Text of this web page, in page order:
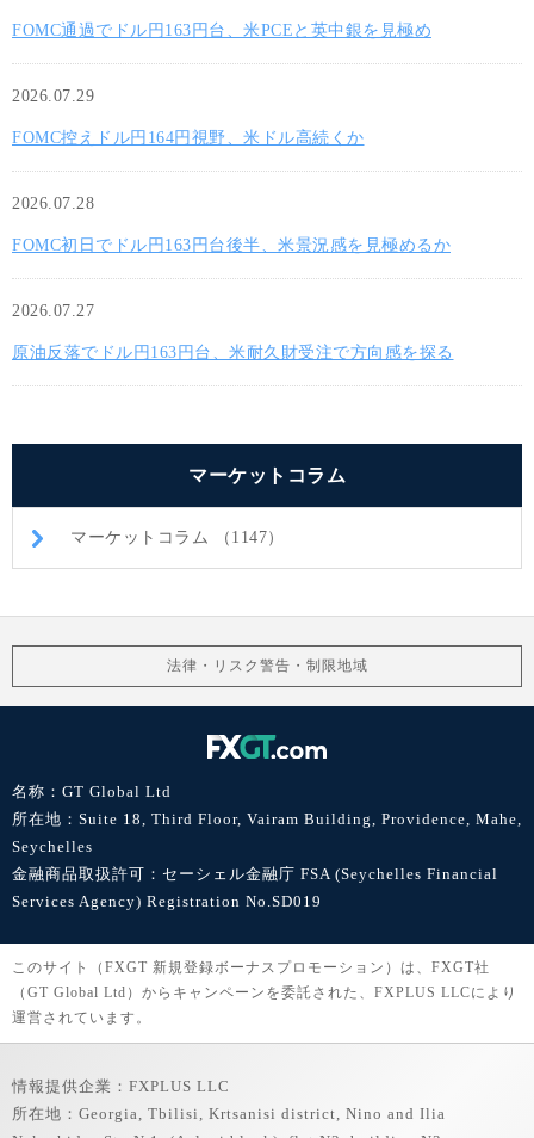
FOMC通過でドル円163円台、米PCEと英中銀を見極め
2026.07.29
FOMC控えドル円164円視野、米ドル高続くか
2026.07.28
FOMC初日でドル円163円台後半、米景況感を見極めるか
2026.07.27
原油反落でドル円163円台、米耐久財受注で方向感を探る
マーケットコラム
マーケットコラム （1147）
法律・リスク警告・制限地域
名称：GT Global Ltd
所在地：Suite 18, Third Floor, Vairam Building, Providence, Mahe,
Seychelles
金融商品取扱許可：セーシェル金融庁 FSA (Seychelles Financial
Services Agency) Registration No.SD019
このサイト（FXGT 新規登録ボーナスプロモーション）は、FXGT社
（GT Global Ltd）からキャンペーンを委託された、FXPLUS LLCにより
運営されています。
情報提供企業：FXPLUS LLC
所在地：Georgia, Tbilisi, Krtsanisi district, Nino and Ilia